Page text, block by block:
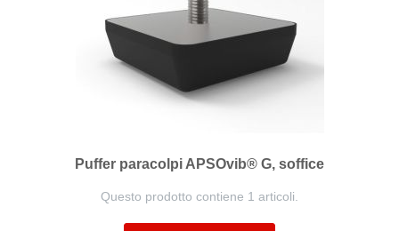
Puffer paracolpi APSOvib® G, soffice
Questo prodotto contiene 1 articoli.